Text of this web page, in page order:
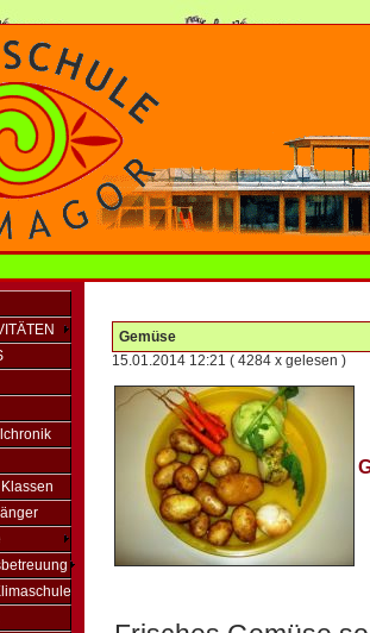
Gemüse
15.01.2014 12:21 ( 4284 x gelesen )